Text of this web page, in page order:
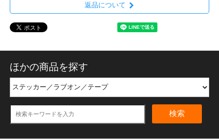
返品について
ほかの商品を探す
検索